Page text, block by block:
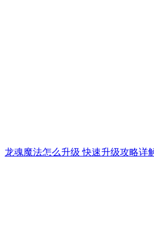
龙魂魔法怎么升级 快速升级攻略详